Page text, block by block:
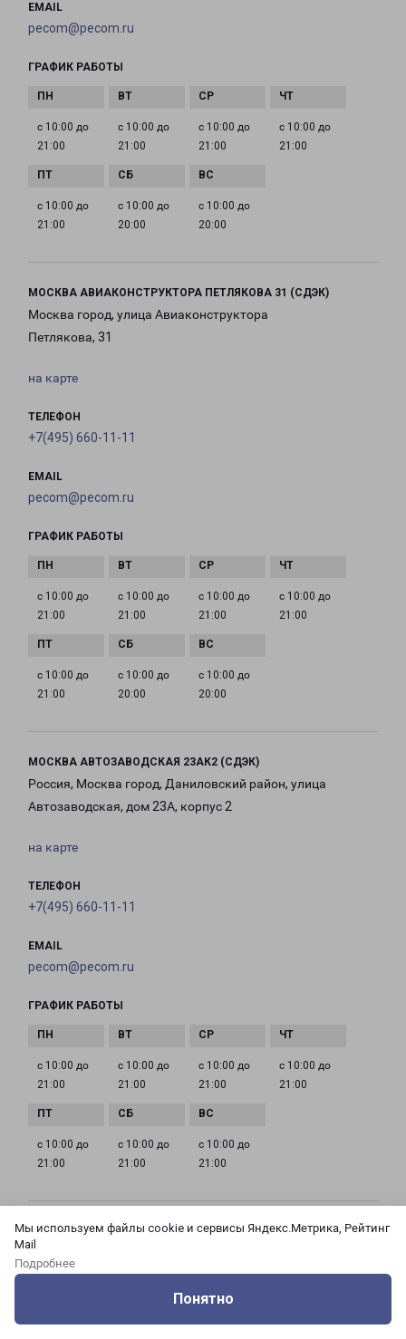
Мы используем файлы cookie и сервисы Яндекс.Метрика, Рейтинг
Mail
Подробнее
Понятно
EMAIL
pecom@pecom.ru
ГРАФИК РАБОТЫ
с 10:00 до
21:00
с 10:00 до
21:00
с 10:00 до
21:00
с 10:00 до
21:00
с 10:00 до
21:00
с 10:00 до
20:00
с 10:00 до
20:00
МОСКВА АВИАКОНСТРУКТОРА ПЕТЛЯКОВА 31 (СДЭК)
Москва город, улица Авиаконструктора
Петлякова, 31
на карте
ТЕЛЕФОН
+7(495) 660-11-11
EMAIL
pecom@pecom.ru
ГРАФИК РАБОТЫ
с 10:00 до
21:00
с 10:00 до
21:00
с 10:00 до
21:00
с 10:00 до
21:00
с 10:00 до
21:00
с 10:00 до
20:00
с 10:00 до
20:00
МОСКВА АВТОЗАВОДСКАЯ 23АК2 (СДЭК)
Россия, Москва город, Даниловский район, улица
Автозаводская, дом 23А, корпус 2
на карте
ТЕЛЕФОН
+7(495) 660-11-11
EMAIL
pecom@pecom.ru
ГРАФИК РАБОТЫ
с 10:00 до
21:00
с 10:00 до
21:00
с 10:00 до
21:00
с 10:00 до
21:00
с 10:00 до
21:00
с 10:00 до
21:00
с 10:00 до
21:00
МОСКВА АЗОВСКАЯ 24 КОРПУС 3
Россия, Москва город, Зюзино район, улица
Азовская, дом 24, корпус 3